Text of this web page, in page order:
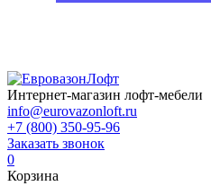
Интернет-магазин лофт-мебели
info@eurovazonloft.ru
+7 (800) 350-95-96
Заказать звонок
0
Корзина